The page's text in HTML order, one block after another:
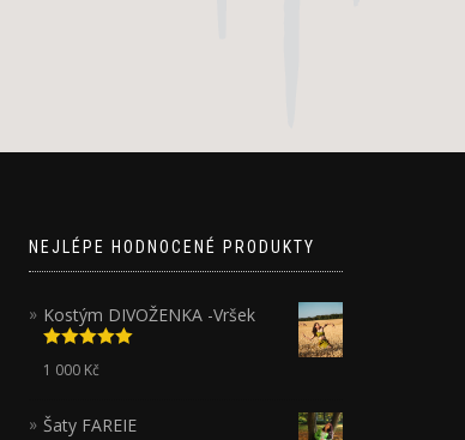
NEJLÉPE HODNOCENÉ PRODUKTY
Kostým DIVOŽENKA -Vršek
Hodnocení
5.00z 5
1 000 Kč
Šaty FAREIE